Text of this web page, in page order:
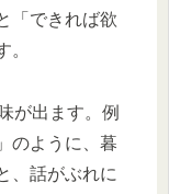
「できれば欲
。
が出ます。例
のように、暮
、話がぶれに